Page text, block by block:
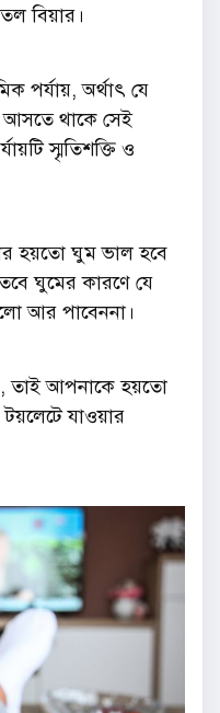
বিয়ার।
পর্যায়, অর্থাৎ যে
আসতে থাকে সেই
স্মৃতিশক্তি ও
হয়তো ঘুম ভাল হবে
ঘুমের কারণে যে
আর পাবেননা।
তাই আপনাকে হয়তো
যাওয়ার